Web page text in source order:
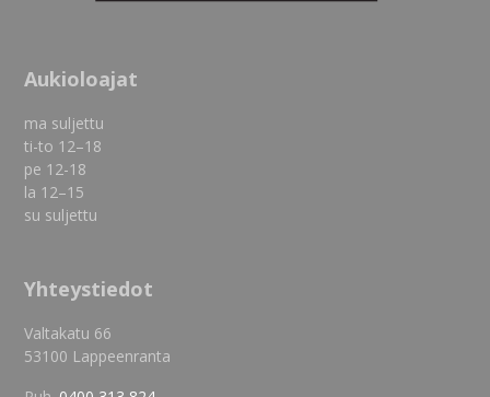
Aukioloajat
ma suljettu
ti-to 12–18
pe 12-18
la 12–15
su suljettu
Yhteystiedot
Valtakatu 66
53100 Lappeenranta